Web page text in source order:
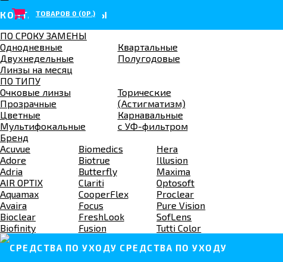
ТОВАРОВ 0 (0Р.)
КОНТАКТНЫЕ ЛИНЗЫ
ПО СРОКУ ЗАМЕНЫ
Однодневные
Двухнедельные
Линзы на месяц
Квартальные
Полугодовые
ПО ТИПУ
Очковые линзы
Прозрачные
Цветные
Мультифокальные
Торические
(Астигматизм)
Карнавальные
c УФ-фильтром
Бренд
Acuvue
Adore
Adria
AIR OPTIX
Aquamax
Avaira
Bioclear
Biofinity
Biomedics
Biotrue
Butterfly
Clariti
CooperFlex
Focus
FreshLook
Fusion
Hera
Illusion
Maxima
Optosoft
Proclear
Pure Vision
SofLens
Tutti Color
СРЕДСТВА ПО УХОДУ